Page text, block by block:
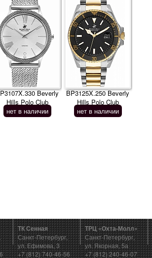
Beverly
Hills Polo Club
нет в наличии
BP3125X.250 Beverly
Hills Polo Club
нет в наличии
ТК Сенная
Санкт-Петербург,
ул. Ефимова, 3
+7 (812) 740-46-56
ТРЦ «Охта-Молл»
Санкт-Петербург,
ул. Якорная, 5а
+7 (812) 240-46-07